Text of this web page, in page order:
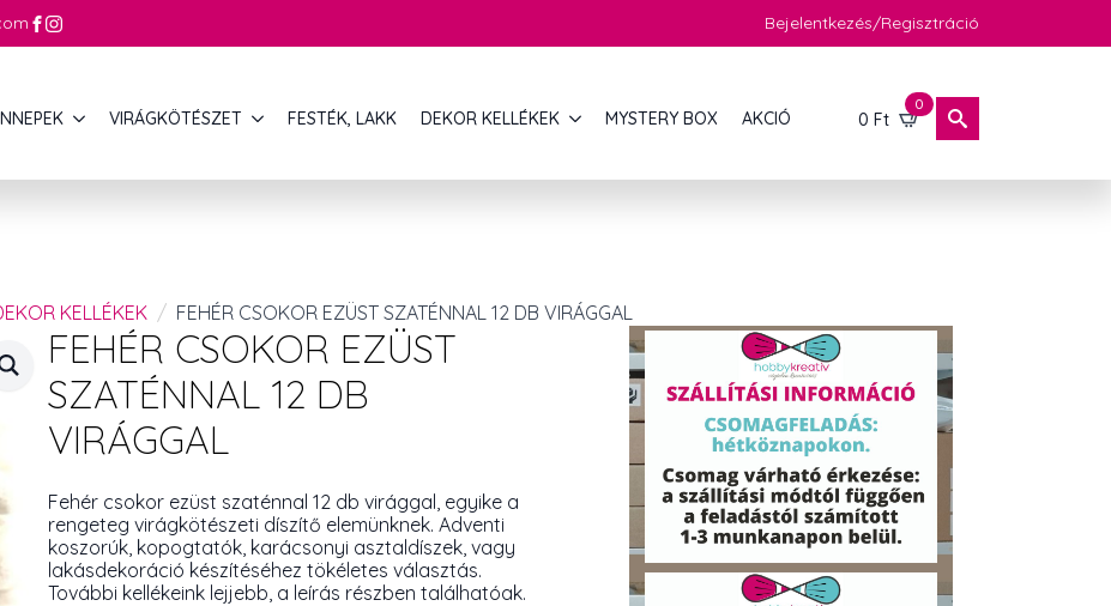
Bejelentkezés/Regisztráció
VIRÁGKÖTÉSZET FESTÉK, LAKK DEKOR KELLÉKEK MYSTERY BOX AKCIÓ 0 Ft
0
KELLÉKEK
FEHÉR CSOKOR EZÜST SZATÉNNAL 12 DB VIRÁGGAL
FEHÉR CSOKOR EZÜST
SZATÉNNAL 12 DB
VIRÁGGAL
Fehér csokor ezüst szaténnal 12 db virággal, egyike a
rengeteg virágkötészeti díszítő elemünknek. Adventi
koszorúk, kopogtatók, karácsonyi asztaldíszek, vagy
lakásdekoráció készítéséhez tökéletes választás.
További kellékeink lejjebb, a leírás részben találhatóak.